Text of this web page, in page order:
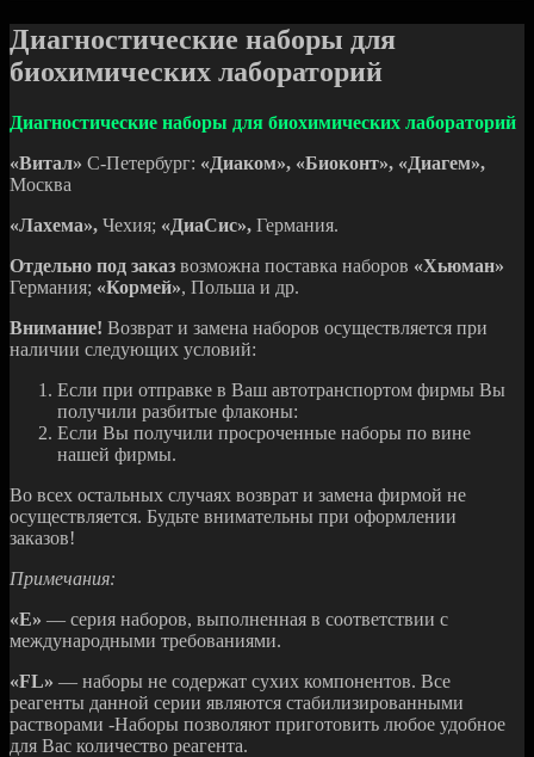
Диагностические наборы для
биохимических лабораторий
Диагностические наборы для биохимических лабораторий
«Витал» С-Петербург: «Диаком», «Биоконт», «Диагем»,
Москва
«Лахема», Чехия; «ДиаСис», Германия.
Отдельно под заказ возможна поставка наборов «Хьюман»
Германия; «Кормей», Польша и др.
Внимание! Возврат и замена наборов осуществляется при
наличии следующих условий:
Если при отправке в Ваш автотранспортом фирмы Вы
получили разбитые флаконы:
Если Вы получили просроченные наборы по вине
нашей фирмы.
Во всех остальных случаях возврат и замена фирмой не
осуществляется. Будьте внимательны при оформлении
заказов!
Примечания:
«Е» — серия наборов, выполненная в соответствии с
международными требованиями.
«FL» — наборы не содержат сухих компонентов. Все
реагенты данной серии являются стабилизированными
растворами -Наборы позволяют приготовить любое удобное
для Вас количество реагента.